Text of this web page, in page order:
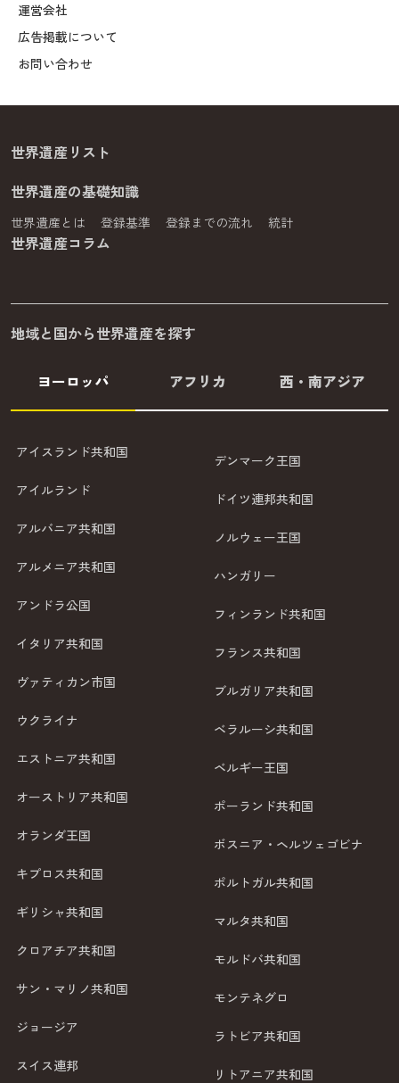
運営会社
広告掲載について
お問い合わせ
世界遺産リスト
世界遺産の基礎知識
世界遺産とは 登録基準 登録までの流れ 統計
世界遺産コラム
地域と国から世界遺産を探す
ヨーロッパ アフリカ 西・南アジア
アイスランド共和国
アイルランド
アルバニア共和国
アルメニア共和国
アンドラ公国
イタリア共和国
ヴァティカン市国
ウクライナ
エストニア共和国
オーストリア共和国
オランダ王国
キプロス共和国
ギリシャ共和国
クロアチア共和国
サン・マリノ共和国
ジョージア
スイス連邦
デンマーク王国
ドイツ連邦共和国
ノルウェー王国
ハンガリー
フィンランド共和国
フランス共和国
ブルガリア共和国
ベラルーシ共和国
ベルギー王国
ポーランド共和国
ボスニア・ヘルツェゴビナ
ポルトガル共和国
マルタ共和国
モルドバ共和国
モンテネグロ
ラトビア共和国
リトアニア共和国